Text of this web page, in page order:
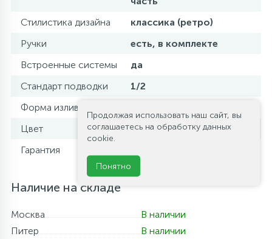
Стилистика дизайна
классика (ретро)
Ручки
есть, в комплекте
Встроенные системы
да
Стандарт подводки
1/2
Форма излива
Цвет
хром
Гарантия
Наличие на складе
Москва
В наличии
Питер
В наличии
Продолжая использовать наш сайт, вы
соглашаетесь на обработку данных
cookie.
Понятно